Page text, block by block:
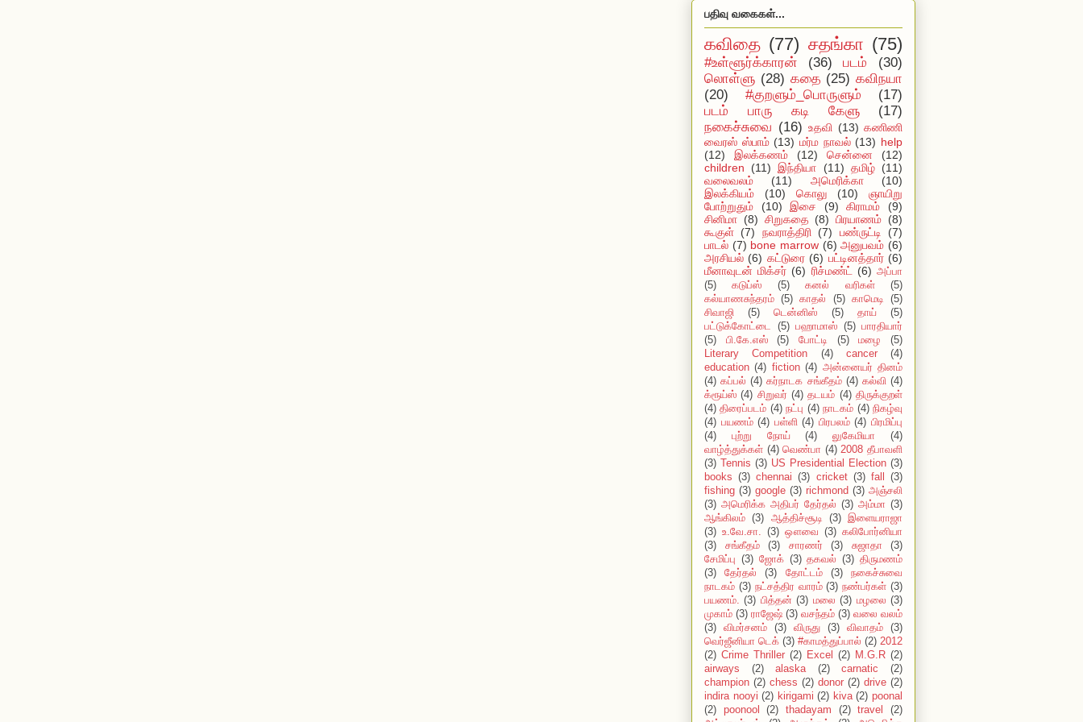
பதிவு வகைகள்...
கவிதை (77) சதங்கா (75)
#உள்ளூர்க்காரன் (36) படம்
(30)
லொள்ளு (28) கதை (25) கவிநயா
(20)
#குறளும்_பொருளும்
(17)
படம் பாரு கடி கேளு
(17)
நகைச்சுவை (16) உதவி (13) கணிணி
வைரஸ் ஸ்பாம் (13) மர்ம நாவல் (13) help
(12)
இலக்கணம் (12) சென்னை
(12)
children
(11) இந்தியா (11) தமிழ் (11)
வலைவலம்
(11) அமெரிக்கா
(10)
இலக்கியம்
(10) கொலு (10)
ஞாயிறு
போற்றுதும்
(10) இசை (9) கிராமம்
(9)
சினிமா (8) சிறுகதை (8) பிரயாணம் (8)
கூகுள் (7) நவராத்திரி (7) பண்ருட்டி
(7)
பாடல் (7) bone marrow (6) அனுபவம் (6)
அரசியல் (6) கட்டுரை (6) பட்டினத்தார் (6)
மீனாவுடன் மிக்சர் (6) ரிச்மண்ட் (6) அப்பா
(5)
கடுப்ஸ் (5) கனல் வரிகள்
(5)
கல்யாணசுந்தரம் (5) காதல் (5) காமெடி
(5)
சிவாஜி
(5) டென்னிஸ் (5) தாய்
(5)
பட்டுக்கோட்டை
(5) பஹாமாஸ் (5) பாரதியார்
(5)
பி.கே.எஸ் (5) போட்டி (5) மழை
(5)
Literary Competition
(4) cancer
(4)
education (4) fiction (4) அன்னையர் தினம்
(4) கப்பல் (4) கர்நாடக சங்கீதம் (4) கல்வி (4)
க்ரூய்ஸ் (4) சிறுவர் (4) தடயம் (4) திருக்குறள்
(4) திரைப்படம் (4) நட்பு (4) நாடகம் (4) நிகழ்வு
(4) பயணம் (4) பள்ளி (4) பிரபலம் (4) பிரமிப்பு
(4)
புற்று நோய் (4) லுகேமியா
(4)
வாழ்த்துக்கள் (4) வெண்பா (4) 2008 தீபாவளி
(3) Tennis (3) US Presidential Election (3)
books (3) chennai (3) cricket (3) fall
(3)
fishing (3) google (3) richmond (3) அஞ்சலி
(3) அமெரிக்க அதிபர் தேர்தல் (3) அம்மா (3)
ஆங்கிலம் (3) ஆத்திச்சூடி (3) இளையராஜா
(3) உ.வே.சா. (3) ஔவை (3) கலிபோர்னியா
(3)
சங்கீதம் (3) சாரணர் (3) சுஜாதா
(3)
சேமிப்பு (3) ஜோக் (3) தகவல் (3) திருமணம்
(3)
தேர்தல் (3) தோட்டம் (3)
நகைச்சுவை
நாடகம் (3) நட்சத்திர வாரம் (3) நண்பர்கள் (3)
பயணம்.
(3) பித்தன் (3) மலை (3) மழலை (3)
முகாம் (3) ராஜேஷ் (3) வசந்தம் (3) வலை வலம்
(3)
விமர்சனம் (3) விருது (3) விவாதம்
(3)
வெர்ஜீனியா டெக் (3) #காமத்துப்பால் (2) 2012
(2) Crime Thriller (2) Excel (2) M.G.R (2)
airways
(2) alaska (2) carnatic
(2)
champion (2) chess (2) donor (2) drive (2)
indira nooyi (2) kirigami (2) kiva (2) poonal
(2)
poonool (2) thadayam (2) travel
(2)